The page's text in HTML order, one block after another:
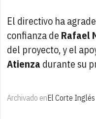
El directivo ha
confianza de Rafael
del proyecto, y el
Atienza durante su
Archivado enEl Corte Inglés